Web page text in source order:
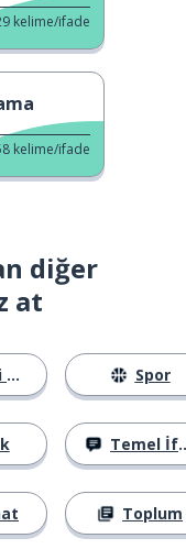
kelime/ifade
kelime/ifade
diğer
at
Spor
Temel İfadeler
Toplum